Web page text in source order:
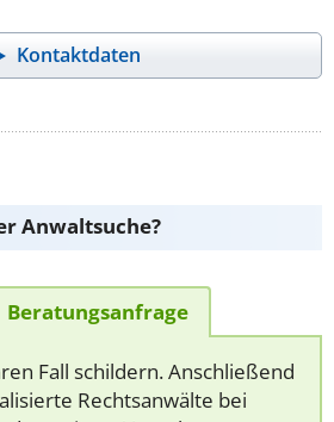
Kontaktdaten
Anwaltsuche?
Beratungsanfrage
Fall schildern. Anschließend
Rechtsanwälte bei